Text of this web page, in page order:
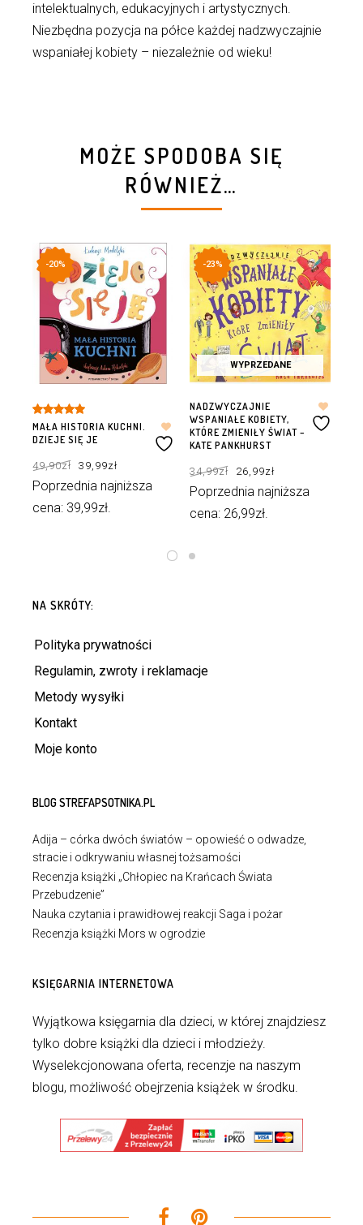
intelektualnych, edukacyjnych i artystycznych.
Niezbędna pozycja na półce każdej nadzwyczajnie
wspaniałej kobiety – niezależnie od wieku!
MOŻE SPODOBA SIĘ
RÓWNIEŻ…
-20%
Oceniono
5.00 na 5
MAŁA HISTORIA KUCHNI.
DZIEJE SIĘ JE
49,90zł cena
wynosiła:
49,90zł.
39,99złcena
39,99zł.
Poprzednia najniższa
cena: 39,99zł.
WYPRZEDANE
-23%
NADZWYCZAJNIE
WSPANIAŁE KOBIETY,
KTÓRE ZMIENIŁY ŚWIAT –
KATE PANKHURST
34,99zł cena
wynosiła:
34,99zł.
26,99złcena
26,99zł.
Poprzednia najniższa
cena: 26,99zł.
NA SKRÓTY:
Polityka prywatności
Regulamin, zwroty i reklamacje
Metody wysyłki
Kontakt
Moje konto
BLOG STREFAPSOTNIKA.PL
Adija – córka dwóch światów – opowieść o odwadze,
stracie i odkrywaniu własnej tożsamości
Recenzja książki „Chłopiec na Krańcach Świata
Przebudzenie”
Nauka czytania i prawidłowej reakcji Saga i pożar
Recenzja książki Mors w ogrodzie
KSIĘGARNIA INTERNETOWA
Wyjątkowa księgarnia dla dzieci, w której znajdziesz
tylko dobre książki dla dzieci i młodzieży.
Wyselekcjonowana oferta, recenzje na naszym
blogu, możliwość obejrzenia książek w środku.